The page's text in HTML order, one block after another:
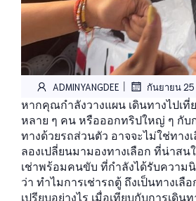
ADMINYANGDEE | กันยายน 25
หากคุณกำลังวางแผน เดินทางไปเที่
หลาย ๆ คน หรือออกทริปใหญ่ ๆ กับ
ทางด้วยรถส่วนตัว อาจจะไม่ใช่ทาง
ลองเปลี่ยนมามองทางเลือก ที่น่าสน
เช่าพร้อมคนขับ ที่กำลังได้รับความ
ว่า ทำไมการเช่ารถตู้ ถึงเป็นทางเลื
เปรียบอย่างไร เมื่อเทียบกับการเดิน